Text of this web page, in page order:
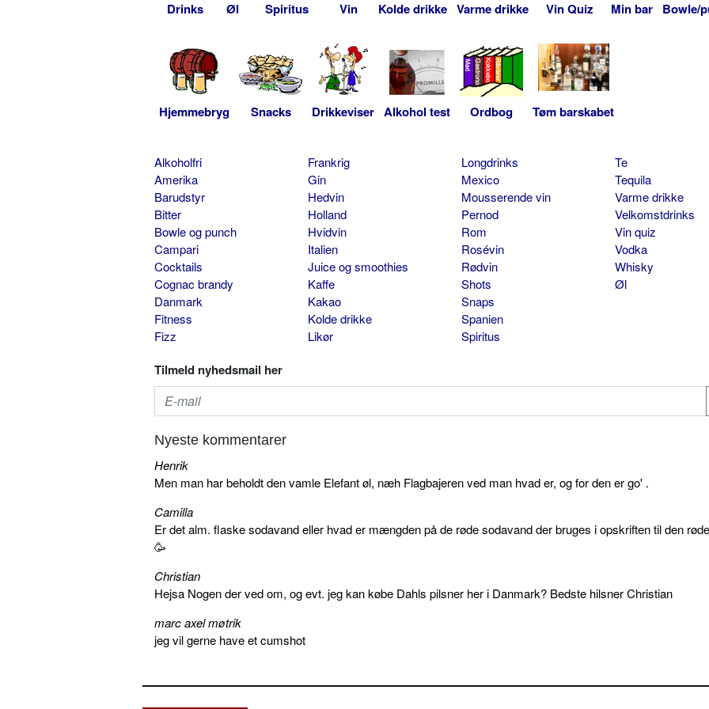
Drinks Øl Spiritus Vin Kolde drikke Varme drikke Vin Quiz Min bar Bowle/
Hjemmebryg Snacks Drikkeviser Alkohol test Ordbog Tøm barskabet
Alkoholfri
Amerika
Barudstyr
Bitter
Bowle og punch
Campari
Cocktails
Cognac brandy
Danmark
Fitness
Fizz
Frankrig
Gin
Hedvin
Holland
Hvidvin
Italien
Juice og smoothies
Kaffe
Kakao
Kolde drikke
Likør
Longdrinks
Mexico
Mousserende vin
Pernod
Rom
Rosévin
Rødvin
Shots
Snaps
Spanien
Spiritus
Te
Tequila
Varme drikke
Velkomstdrinks
Vin quiz
Vodka
Whisky
Øl
Tilmeld nyhedsmail her
Nyeste kommentarer
Henrik
Men man har beholdt den vamle Elefant øl, næh Flagbajeren ved man hvad er, og for den er go' .
Camilla
Er det alm. flaske sodavand eller hvad er mængden på de røde sodavand der bruges i opskriften til den
🥳
Christian
Hejsa Nogen der ved om, og evt. jeg kan købe Dahls pilsner her i Danmark? Bedste hilsner Christian
marc axel møtrik
jeg vil gerne have et cumshot